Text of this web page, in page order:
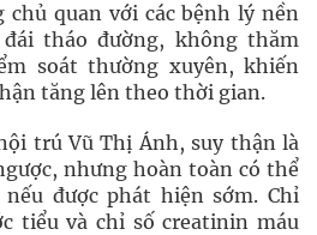
chủ quan với các bệnh lý nền
tháo đường, không thăm
soát thường xuyên, khiến
tăng lên theo thời gian.
trú Vũ Thị Ánh, suy thận là
nhưng hoàn toàn có thể
được phát hiện sớm. Chỉ
tiểu và chỉ số creatinin máu